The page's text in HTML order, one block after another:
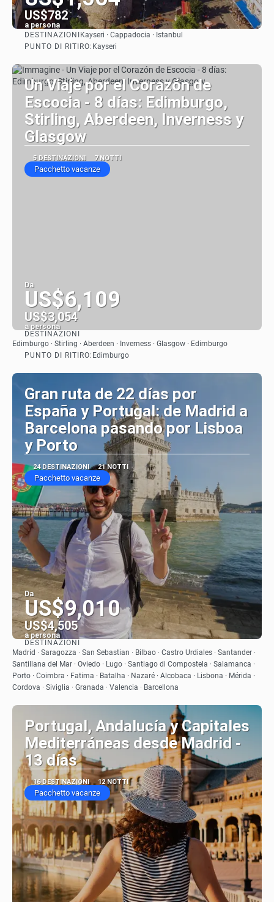
US$782
a persona
Vedere
DESTINAZIONI Kayseri · Cappadocia · Istanbul
PUNTO DI RITIRO: Kayseri
Un Viaje por el Corazón de
Escocia - 8 días: Edimburgo,
Stirling, Aberdeen, Inverness y
Glasgow
5 DESTINAZIONI 7 NOTTI
Pacchetto vacanze
Da
US$6,109
US$3,054
a persona
Vedere
DESTINAZIONI
Edimburgo · Stirling · Aberdeen · Inverness · Glasgow · Edimburgo
PUNTO DI RITIRO: Edimburgo
Gran ruta de 22 días por
España y Portugal: de Madrid a
Barcelona pasando por Lisboa
y Porto
24 DESTINAZIONI 21 NOTTI
Pacchetto vacanze
Da
US$9,010
US$4,505
a persona
Vedere
DESTINAZIONI
Madrid · Saragozza · San Sebastian · Bilbao · Castro Urdiales · Santander ·
Santillana del Mar · Oviedo · Lugo · Santiago di Compostela · Salamanca ·
Porto · Coimbra · Fatima · Batalha · Nazaré · Alcobaca · Lisbona · Mérida ·
Cordova · Siviglia · Granada · Valencia · Barcellona
Portugal, Andalucía y Capitales
Mediterráneas desde Madrid -
13 días
16 DESTINAZIONI 12 NOTTI
Pacchetto vacanze